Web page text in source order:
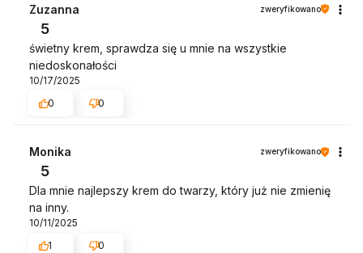
Zuzanna zweryfikowano
5
świetny krem, sprawdza się u mnie na wszystkie
niedoskonałości
10/17/2025
0
0
Monika zweryfikowano
5
Dla mnie najlepszy krem do twarzy, który już nie zmienię
na inny.
10/11/2025
1
0